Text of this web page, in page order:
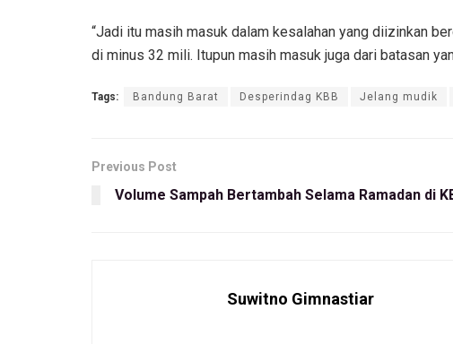
“Jadi itu masih masuk dalam kesalahan yang diizinkan
di minus 32 mili. Itupun masih masuk juga dari batasan
Tags: Bandung Barat Desperindag KBB Jelang mudik
Previous Post
Volume Sampah Bertambah Selama Ramadan di
Suwitno Gimnastiar